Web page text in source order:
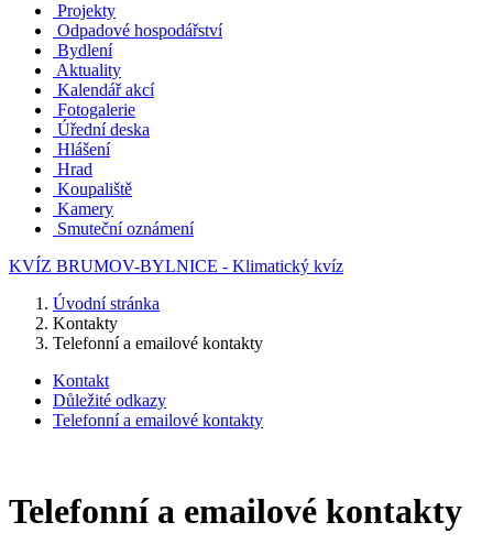
Projekty
Odpadové hospodářství
Bydlení
Aktuality
Kalendář akcí
Fotogalerie
Úřední deska
Hlášení
Hrad
Koupaliště
Kamery
Smuteční oznámení
KVÍZ BRUMOV-BYLNICE - Klimatický kvíz
Úvodní stránka
Kontakty
Telefonní a emailové kontakty
Kontakt
Důležité odkazy
Telefonní a emailové kontakty
Telefonní a emailové kontakty